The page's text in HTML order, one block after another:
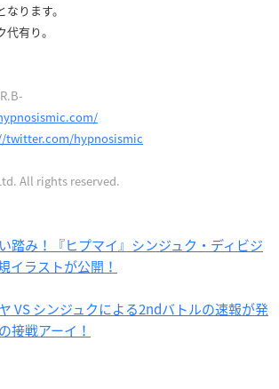
ります。
有り。
twitter.com/hypnosismic
All rights reserved.
踏み！『ヒプマイ』シンジュク・ディビジ
イラストが公開！
VS シンジュクによる2ndバトルの速報が発
接戦アーイ！